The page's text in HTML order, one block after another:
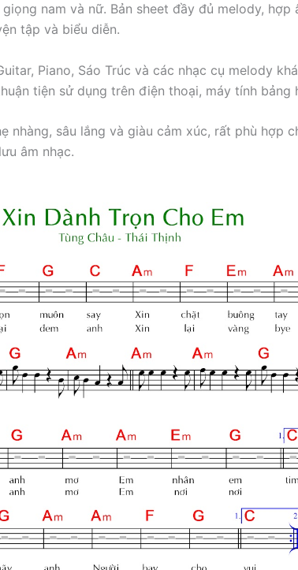
nam và nữ. Bản sheet đầy đủ melody,
tập và biểu diễn.
Piano, Sáo Trúc và các nhạc cụ melody
tiện sử dụng trên điện thoại, máy tính bảng
nhàng, sâu lắng và giàu cảm xúc, rất phù hợp
âm nhạc.